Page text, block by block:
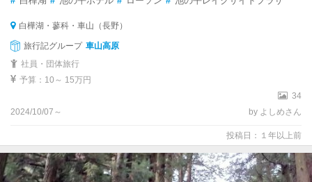
白樺湖・蓼科・車山（長野）
旅行記グループ 車山高原
社員・団体旅行
予算：10～ 15万円
34
2024/10/07～
by よしめさん
投稿日：１年以上前